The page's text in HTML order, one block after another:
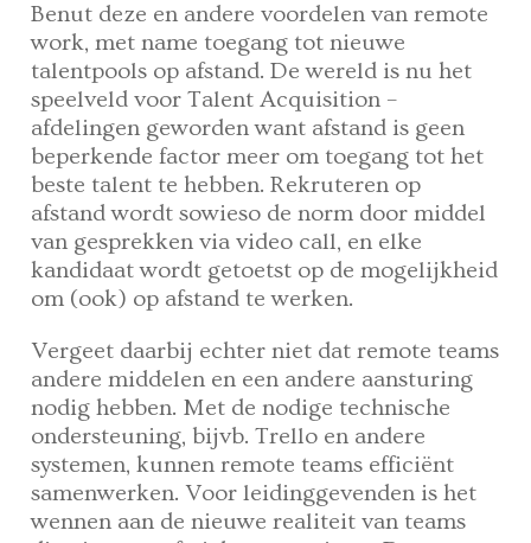
Benut deze en andere voordelen van remote
work, met name toegang tot nieuwe
talentpools op afstand. De wereld is nu het
speelveld voor Talent Acquisition –
afdelingen geworden want afstand is geen
beperkende factor meer om toegang tot het
beste talent te hebben. Rekruteren op
afstand wordt sowieso de norm door middel
van gesprekken via video call, en elke
kandidaat wordt getoetst op de mogelijkheid
om (ook) op afstand te werken.
Vergeet daarbij echter niet dat remote teams
andere middelen en een andere aansturing
nodig hebben. Met de nodige technische
ondersteuning, bijvb. Trello en andere
systemen, kunnen remote teams efficiënt
samenwerken. Voor leidinggevenden is het
wennen aan de nieuwe realiteit van teams